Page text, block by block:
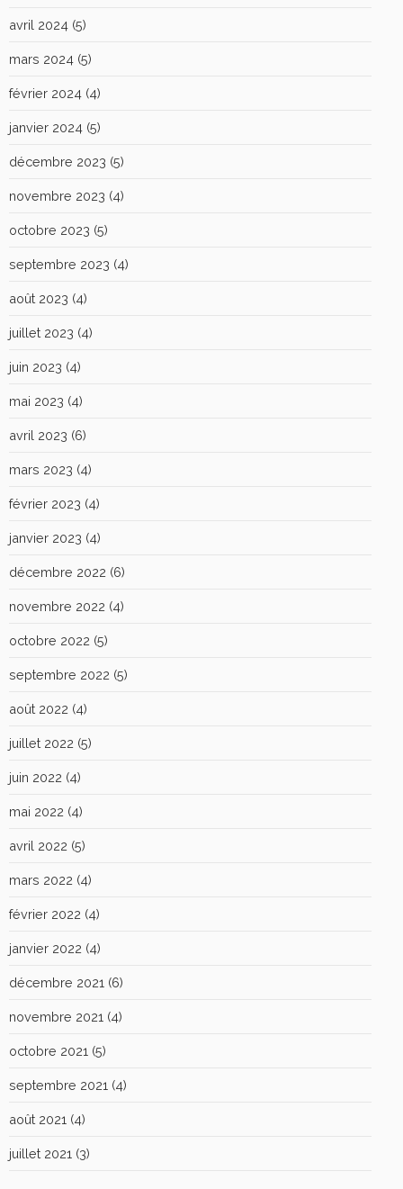
avril 2024 (5)
mars 2024 (5)
février 2024 (4)
janvier 2024 (5)
décembre 2023 (5)
novembre 2023 (4)
octobre 2023 (5)
septembre 2023 (4)
août 2023 (4)
juillet 2023 (4)
juin 2023 (4)
mai 2023 (4)
avril 2023 (6)
mars 2023 (4)
février 2023 (4)
janvier 2023 (4)
décembre 2022 (6)
novembre 2022 (4)
octobre 2022 (5)
septembre 2022 (5)
août 2022 (4)
juillet 2022 (5)
juin 2022 (4)
mai 2022 (4)
avril 2022 (5)
mars 2022 (4)
février 2022 (4)
janvier 2022 (4)
décembre 2021 (6)
novembre 2021 (4)
octobre 2021 (5)
septembre 2021 (4)
août 2021 (4)
juillet 2021 (3)